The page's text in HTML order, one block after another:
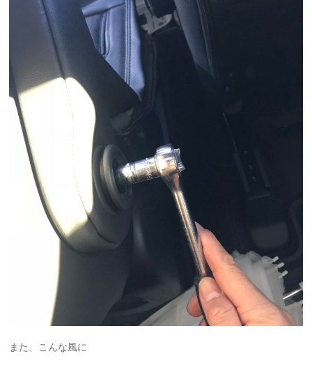
また、こんな風に